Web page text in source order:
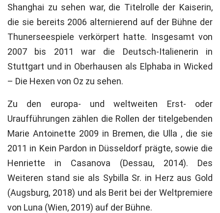
Shanghai zu sehen war, die Titelrolle der Kaiserin,
die sie bereits 2006 alternierend auf der Bühne der
Thunerseespiele verkörpert hatte. Insgesamt von
2007 bis 2011 war die Deutsch-Italienerin in
Stuttgart und in Oberhausen als Elphaba in Wicked
– Die Hexen von Oz zu sehen.
Zu den europa- und weltweiten Erst- oder
Uraufführungen zählen die Rollen der titelgebenden
Marie Antoinette 2009 in Bremen, die Ulla , die sie
2011 in Kein Pardon in Düsseldorf prägte, sowie die
Henriette in Casanova (Dessau, 2014). Des
Weiteren stand sie als Sybilla Sr. in Herz aus Gold
(Augsburg, 2018) und als Berit bei der Weltpremiere
von Luna (Wien, 2019) auf der Bühne.